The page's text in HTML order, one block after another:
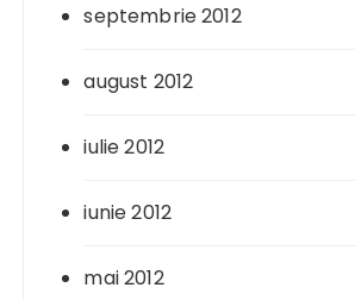
septembrie 2012
august 2012
iulie 2012
iunie 2012
mai 2012